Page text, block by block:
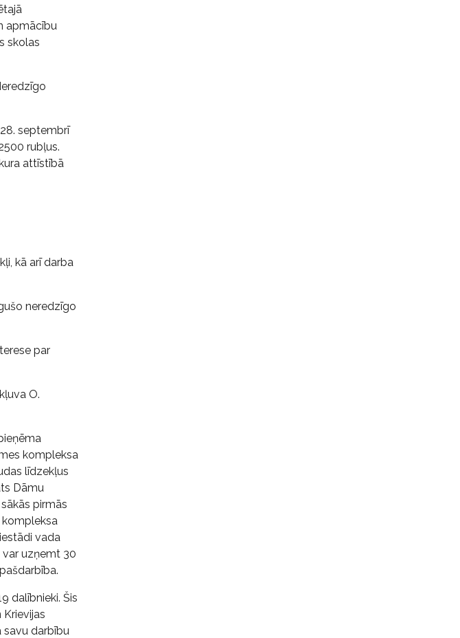
apmācību
skolas
septembrī
rubļus.
attīstībā
kā arī darba
neredzīgo
par
O.
kompleksa
līdzekļus
Dāmu
pirmās
kompleksa
vada
var uzņemt 30
dalībnieki. Šis
savu darbību